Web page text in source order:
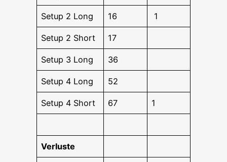
Set­up 2 Long 16 1
Set­up 2 Short 17
Set­up 3 Long 36
Set­up 4 Long 52
Set­up 4 Short 67 1
Ver­lus­te